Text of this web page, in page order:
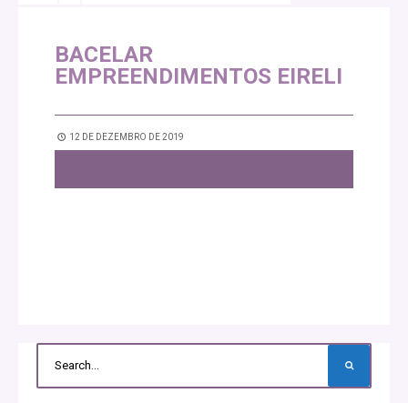
BACELAR
EMPREENDIMENTOS EIRELI
12 DE DEZEMBRO DE 2019